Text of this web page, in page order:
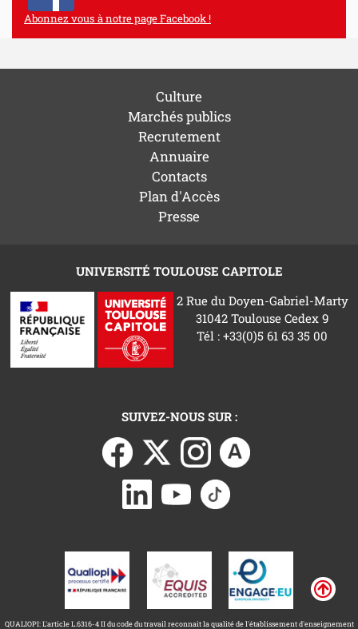
Abonnez vous à notre page Facebook !
Culture
Marchés publics
Recrutement
Annuaire
Contacts
Plan d'Accès
Presse
UNIVERSITÉ TOULOUSE CAPITOLE
2 Rue du Doyen-Gabriel-Marty
31042 Toulouse Cedex 9
Tél : +33(0)5 61 63 35 00
SUIVEZ-NOUS SUR :
QUALIOPI: L'article L.6316-4 II du code du travail reconnait la qualité de l'établissement d'enseignement